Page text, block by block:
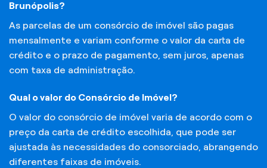
Brunópolis?
As parcelas de um consórcio de imóvel são pagas
mensalmente e variam conforme o valor da carta de
crédito e o prazo de pagamento, sem juros, apenas
com taxa de administração.
Qual o valor do Consórcio de Imóvel?
O valor do consórcio de imóvel varia de acordo com o
preço da carta de crédito escolhida, que pode ser
ajustada às necessidades do consorciado, abrangendo
diferentes faixas de imóveis.